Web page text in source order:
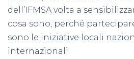
dell’ IFMSA volta a
cosa sono, perché
sono le iniziative locali
internazionali.